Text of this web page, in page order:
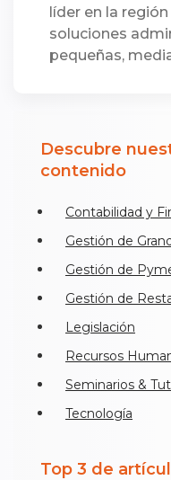
líder en la
soluciones
pequeñas,
Descubre
contenido
Contabilidad y
Gestión de
Gestión de
Gestión de
Legislación
Recursos
Seminarios &
Tecnología
Top 3 de